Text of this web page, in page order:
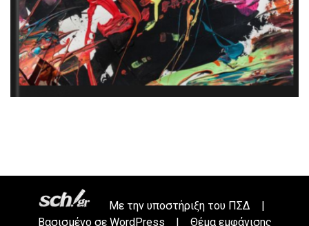
Με την υποστήριξη του ΠΣΔ
|
Βασισμένο σε WordPress | Θέμα εμφάνισης